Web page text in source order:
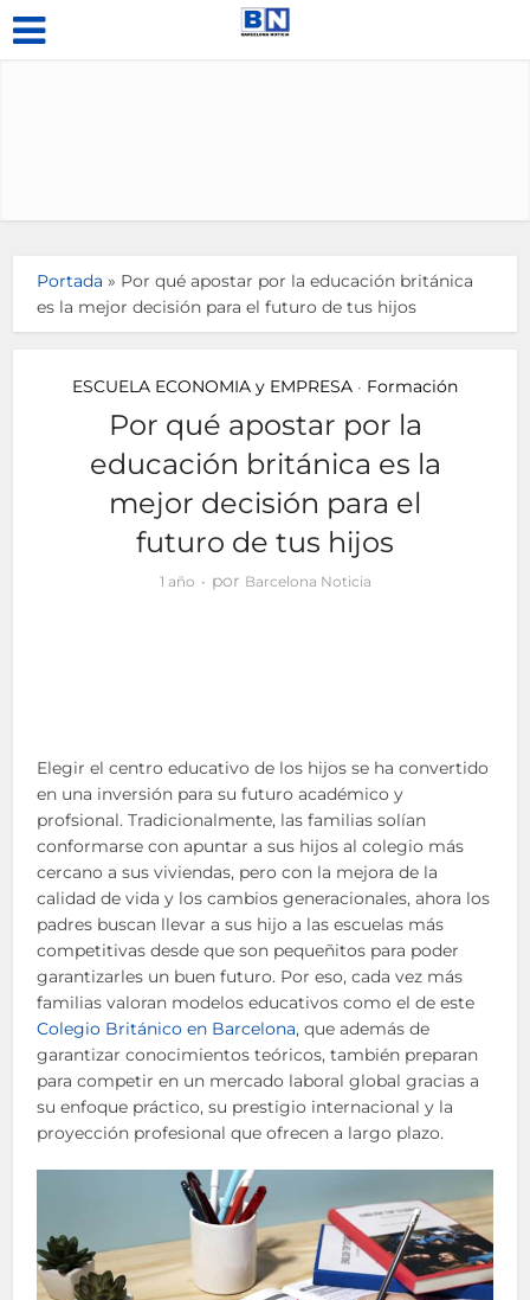
Portada » Por qué apostar por la educación británica
es la mejor decisión para el futuro de tus hijos
ESCUELA ECONOMIA y EMPRESA • Formación
Por qué apostar por la
educación británica es la
mejor decisión para el
futuro de tus hijos
1 año por Barcelona Noticia
Elegir el centro educativo de los hijos se ha convertido
en una inversión para su futuro académico y
profsional. Tradicionalmente, las familias solían
conformarse con apuntar a sus hijos al colegio más
cercano a sus viviendas, pero con la mejora de la
calidad de vida y los cambios generacionales, ahora los
padres buscan llevar a sus hijo a las escuelas más
competitivas desde que son pequeñitos para poder
garantizarles un buen futuro. Por eso, cada vez más
familias valoran modelos educativos como el de este
Colegio Británico en Barcelona, que además de
garantizar conocimientos teóricos, también preparan
para competir en un mercado laboral global gracias a
su enfoque práctico, su prestigio internacional y la
proyección profesional que ofrecen a largo plazo.